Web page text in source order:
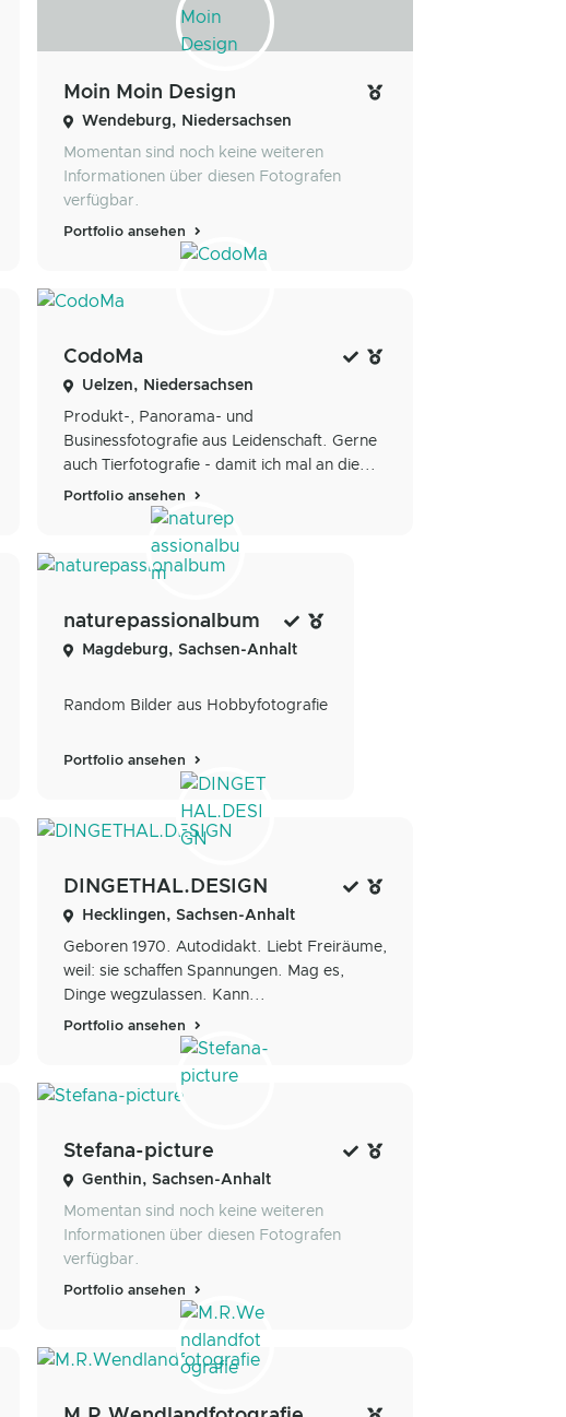
Moin Moin Design
Wendeburg, Niedersachsen
Momentan sind noch keine weiteren
Informationen über diesen Fotografen
verfügbar.
Portfolio ansehen
CodoMa
Uelzen, Niedersachsen
Produkt-, Panorama- und
Businessfotografie aus Leidenschaft. Gerne
auch Tierfotografie - damit ich mal an die...
Portfolio ansehen
naturepassionalbum
Magdeburg, Sachsen-Anhalt
Random Bilder aus Hobbyfotografie
Portfolio ansehen
DINGETHAL.DESIGN
Hecklingen, Sachsen-Anhalt
Geboren 1970. Autodidakt. Liebt Freiräume,
weil: sie schaffen Spannungen. Mag es,
Dinge wegzulassen. Kann...
Portfolio ansehen
Stefana-picture
Genthin, Sachsen-Anhalt
Momentan sind noch keine weiteren
Informationen über diesen Fotografen
verfügbar.
Portfolio ansehen